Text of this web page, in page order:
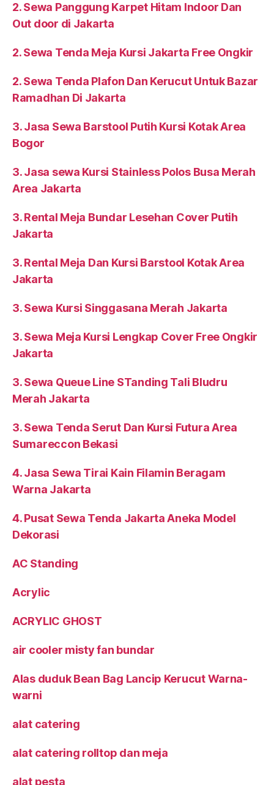
2. Sewa Panggung Karpet Hitam Indoor Dan
Out door di Jakarta
2. Sewa Tenda Meja Kursi Jakarta Free Ongkir
2. Sewa Tenda Plafon Dan Kerucut Untuk Bazar
Ramadhan Di Jakarta
3. Jasa Sewa Barstool Putih Kursi Kotak Area
Bogor
3. Jasa sewa Kursi Stainless Polos Busa Merah
Area Jakarta
3. Rental Meja Bundar Lesehan Cover Putih
Jakarta
3. Rental Meja Dan Kursi Barstool Kotak Area
Jakarta
3. Sewa Kursi Singgasana Merah Jakarta
3. Sewa Meja Kursi Lengkap Cover Free Ongkir
Jakarta
3. Sewa Queue Line STanding Tali Bludru
Merah Jakarta
3. Sewa Tenda Serut Dan Kursi Futura Area
Sumareccon Bekasi
4. Jasa Sewa Tirai Kain Filamin Beragam
Warna Jakarta
4. Pusat Sewa Tenda Jakarta Aneka Model
Dekorasi
AC Standing
Acrylic
ACRYLIC GHOST
air cooler misty fan bundar
Alas duduk Bean Bag Lancip Kerucut Warna-
warni
alat catering
alat catering rolltop dan meja
alat pesta